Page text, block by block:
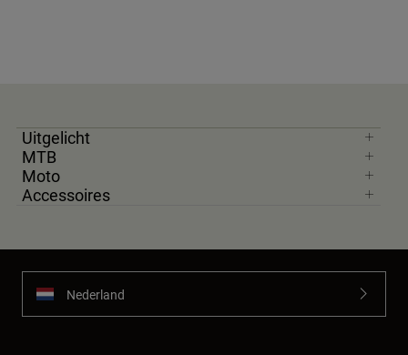
Uitgelicht
MTB
Moto
Accessoires
Nederland